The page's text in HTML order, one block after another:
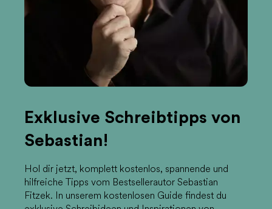
Exklusive Schreibtipps von
Sebastian!
Hol dir jetzt, komplett kostenlos, spannende und
hilfreiche Tipps vom Bestsellerautor Sebastian
Fitzek. In unserem kostenlosen Guide findest du